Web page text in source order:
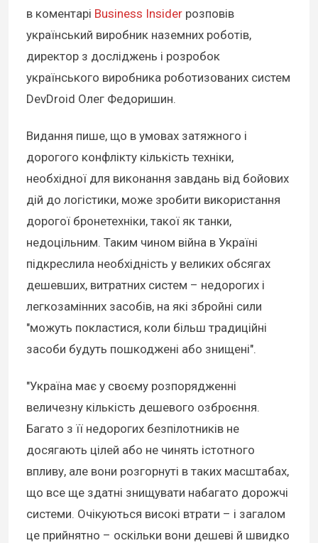
в коментарі Business Insider розповів
український виробник наземних роботів,
директор з досліджень і розробок
українського виробника роботизованих систем
DevDroid Олег Федоришин.
Видання пише, що в умовах затяжного і
дорогого конфлікту кількість техніки,
необхідної для виконання завдань від бойових
дій до логістики, може зробити використання
дорогої бронетехніки, такої як танки,
недоцільним. Таким чином війна в Україні
підкреслила необхідність у великих обсягах
дешевших, витратних систем – недорогих і
легкозамінних засобів, на які збройні сили
"можуть покластися, коли більш традиційні
засоби будуть пошкоджені або знищені".
"Україна має у своєму розпорядженні
величезну кількість дешевого озброєння.
Багато з її недорогих безпілотників не
досягають цілей або не чинять істотного
впливу, але вони розгорнуті в таких масштабах,
що все ще здатні знищувати набагато дорожчі
системи. Очікуються високі втрати – і загалом
це прийнятно – оскільки вони дешеві й швидко